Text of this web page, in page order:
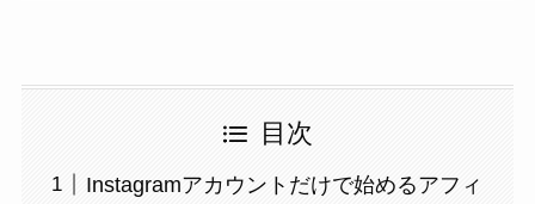
目次
Instagramアカウントだけで始めるアフィ